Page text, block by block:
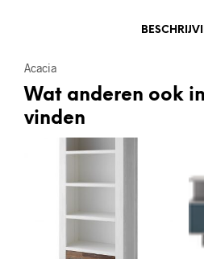
Acacia
Wat anderen ook
vinden